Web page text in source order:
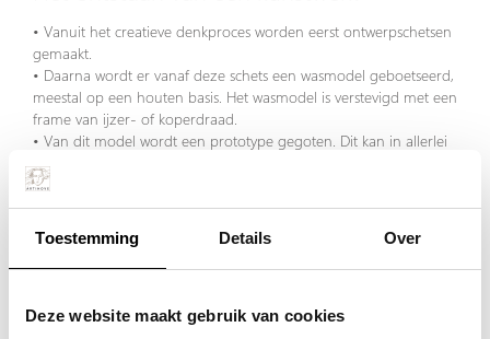
Toestemming Details Over
Deze website maakt gebruik van cookies
• Vanuit het creatieve denkproces worden eerst ontwerpschetsen
gemaakt.
• Daarna wordt er vanaf deze schets een wasmodel geboetseerd,
meestal op een houten basis. Het wasmodel is verstevigd met een
frame van ijzer- of koperdraad.
• Van dit model wordt een prototype gegoten. Dit kan in allerlei
• Daarna kan het kunstwerk echt gemaakt worden!
eindproduct weergegeven. Dit sculptuur ‘Het onmogelijke